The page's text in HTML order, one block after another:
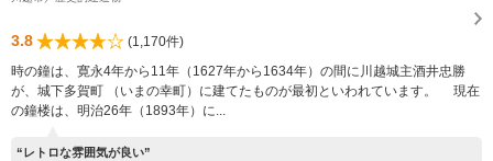
3.8
(1,170件)
時の鐘は、寛永4年から11年（1627年から1634年）の間に川越城主酒井忠勝
が、城下多賀町 （いまの幸町）に建てたものが最初といわれています。 現在
の鐘楼は、明治26年（1893年）に...
“レトロな雰囲気が良い”